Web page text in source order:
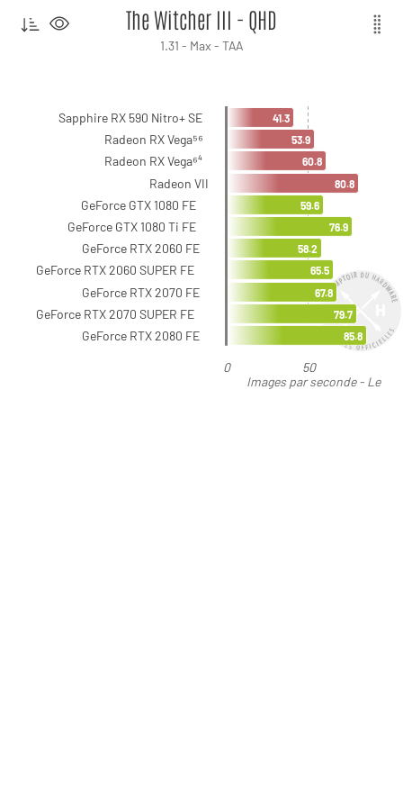
Images par seconde - Le
The Witcher III - QHD
1.31 - Max - TAA
0 50
Sapphire RX 590 Nitro+ SE
Radeon RX Vega⁵⁶
Radeon RX Vega⁶⁴
Radeon VII
GeForce GTX 1080 FE
GeForce GTX 1080 Ti FE
GeForce RTX 2060 FE
GeForce RTX 2060 SUPER FE
GeForce RTX 2070 FE
GeForce RTX 2070 SUPER FE
GeForce RTX 2080 FE
41.3
53.9
60.8
80.8
59.6
76.9
58.2
65.5
67.8
79.7
85.8